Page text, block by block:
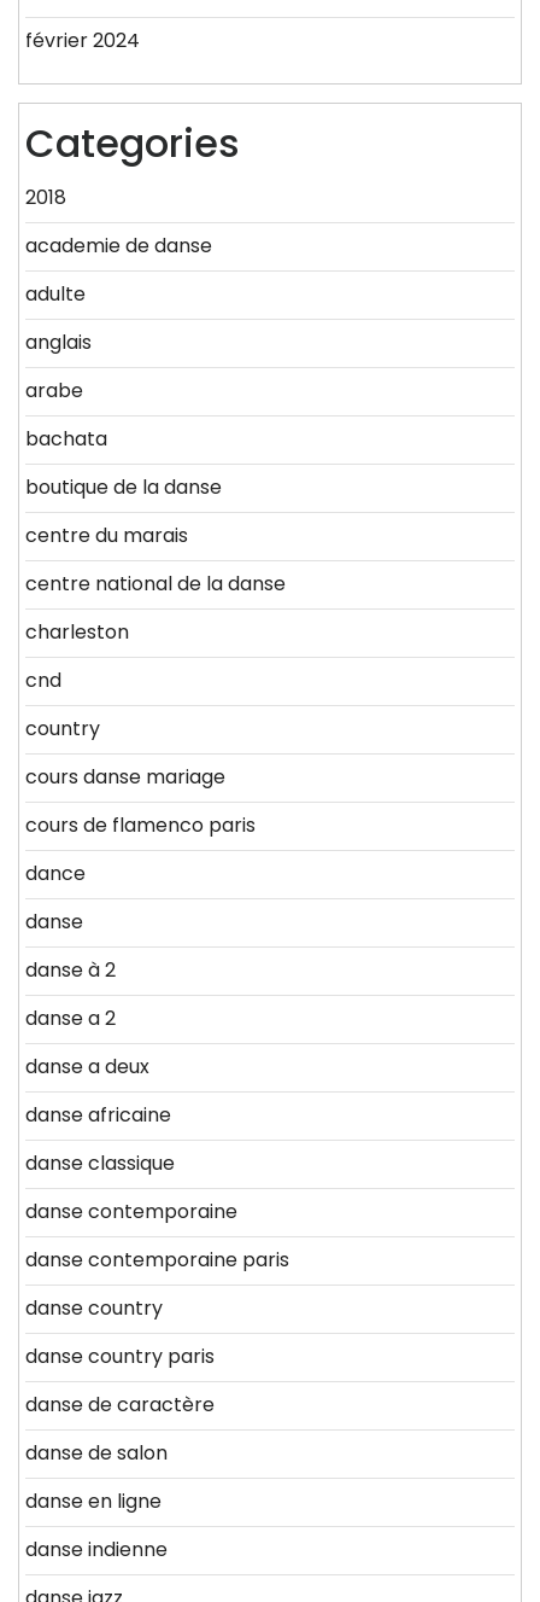
février 2024
Categories
2018
academie de danse
adulte
anglais
arabe
bachata
boutique de la danse
centre du marais
centre national de la danse
charleston
cnd
country
cours danse mariage
cours de flamenco paris
dance
danse
danse à 2
danse a 2
danse a deux
danse africaine
danse classique
danse contemporaine
danse contemporaine paris
danse country
danse country paris
danse de caractère
danse de salon
danse en ligne
danse indienne